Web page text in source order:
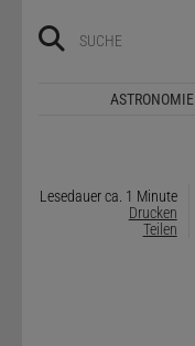
ASTRONOMIE
Lesedauer ca. 1 Minute
Drucken
Teilen